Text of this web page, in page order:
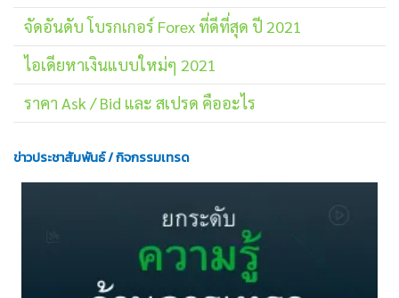
จัดอันดับ โบรกเกอร์ Forex ที่ดีที่สุด ปี 2021
ไอเดียหาเงินแบบใหม่ๆ 2021
ราคา Ask / Bid และ สเปรด คืออะไร
ข่าวประชาสัมพันธ์ / กิจกรรมเทรด